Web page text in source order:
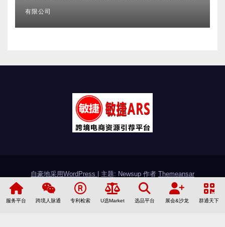
有限公司
自豪地采用WordPress 主题: Newsup 作者 Themeansar
敏捷简介加入敏捷联系敏捷友情链接
服务平台 跨境人脉通 专利检索 U选Market 选品平台 展会&沙龙 群通天下